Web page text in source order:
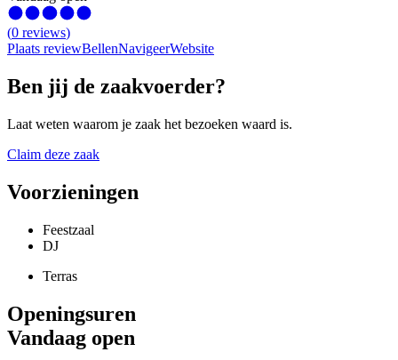
(0 reviews)
Plaats reviewBellenNavigeerWebsite
Ben jij de zaakvoerder?
Laat weten waarom je zaak het bezoeken waard is.
Claim deze zaak
Voorzieningen
Feestzaal
DJ
Terras
Openingsuren
Vandaag open